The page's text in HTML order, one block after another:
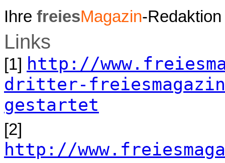
Ihre freiesMagazin-Redaktion
Links
[1] http://
dritter-
gestartet
[2]
http://